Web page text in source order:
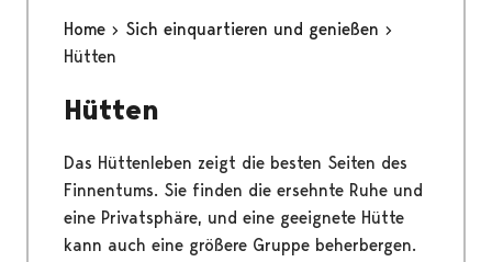
Home
Sich einquartieren und genießen
Hütten
Hütten
Das Hüttenleben zeigt die besten Seiten des
Finnentums. Sie finden die ersehnte Ruhe und
eine Privatsphäre, und eine geeignete Hütte
kann auch eine größere Gruppe beherbergen.